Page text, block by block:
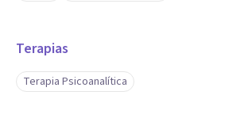
Terapias
Terapia Psicoanalítica